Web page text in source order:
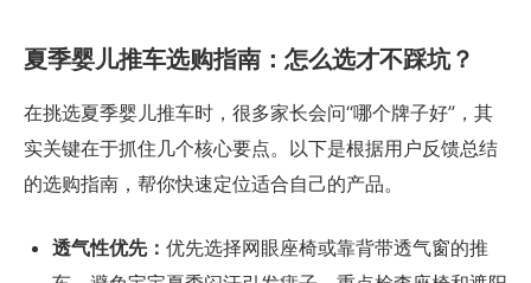
夏季婴儿推车选购指南：怎么选才不踩坑？
在挑选夏季婴儿推车时，很多家长会问“哪个牌子好”，其
实关键在于抓住几个核心要点。以下是根据用户反馈总结
的选购指南，帮你快速定位适合自己的产品。
透气性优先： 优先选择网眼座椅或靠背带透气窗的推